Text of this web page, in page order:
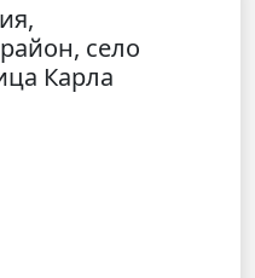
село
Карла